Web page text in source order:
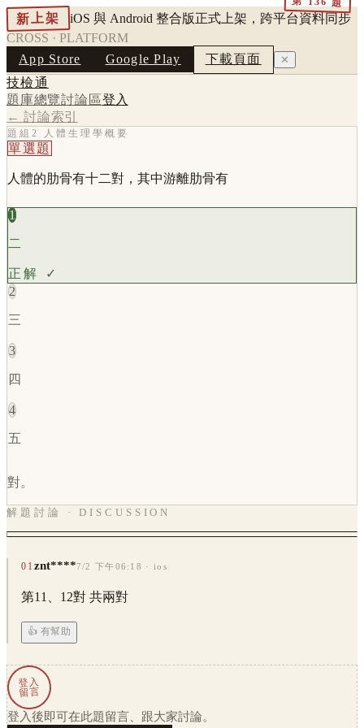
新上架
iOS 與 Android 整合版正式上架，跨平台資料同步
CROSS · PLATFORM
App Store
Google Play 下載頁面 ✕
技檢通
題庫總覽討論區登入
← 討論索引
題組2 人體生理學概要
單選題
人體的肋骨有十二對，其中游離肋骨有
1
二
正解 ✓
2
三
3
四
4
五
對。
解題討論 · DISCUSSION
01 znt****7/2 下午06:18 · ios
第11、12對 共兩對
👍 有幫助
登入
留言
登入後即可在此題留言、跟大家討論。